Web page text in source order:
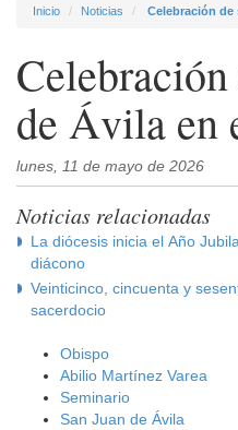
Inicio Noticias Celebración de
Celebración
de Ávila en
lunes, 11 de mayo de 2026
Noticias relacionadas
La diócesis inicia el Año
diácono
Veinticinco, cincuenta y
sacerdocio
Obispo
Abilio Martínez Varea
Seminario
San Juan de Ávila